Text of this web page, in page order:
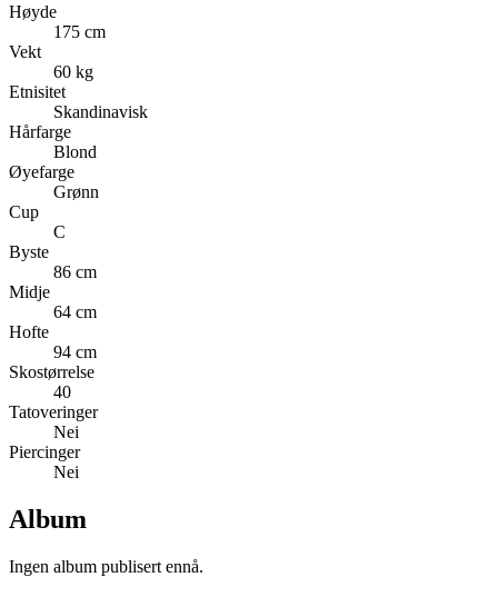
Høyde
175 cm
Vekt
60 kg
Etnisitet
Skandinavisk
Hårfarge
Blond
Øyefarge
Grønn
Cup
C
Byste
86 cm
Midje
64 cm
Hofte
94 cm
Skostørrelse
40
Tatoveringer
Nei
Piercinger
Nei
Album
Ingen album publisert ennå.